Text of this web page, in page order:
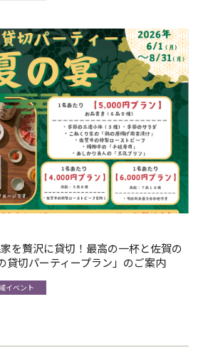
を贅沢に貸切！最高の一杯と佐賀の
貸切パーティープラン」のご案内
イベント